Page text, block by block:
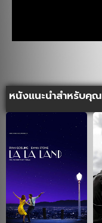
หนังแนะนำสำหรับคุณ